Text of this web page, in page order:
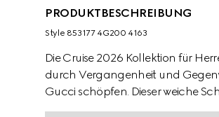
PRODUKTBESCHREIBUNG
Style ‎853177 4G200 4163
Die Cruise 2026 Kollektion für
durch Vergangenheit und
Gucci schöpfen. Dieser weiche
komplettiert.